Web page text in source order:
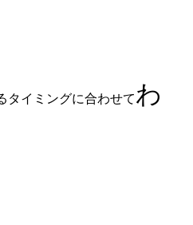
タイミングに合わせてわ